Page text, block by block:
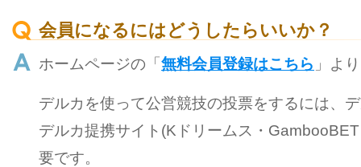
会員になるにはどうしたらいいか？
ホームページの「 無料会員登録はこちら 」よ
デルカを使って公営競技の投票をするには、
デルカ提携サイト(Kドリームス・
要です。